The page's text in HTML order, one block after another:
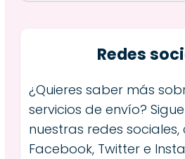
Redes
¿Quieres saber más
servicios de envío?
nuestras redes sociales,
Facebook, Twitter e